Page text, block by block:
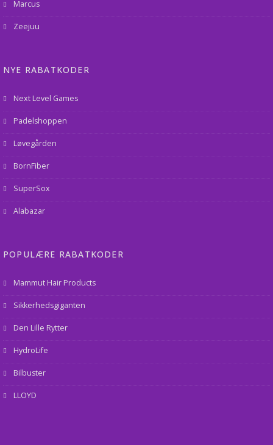
Marcus
Zeejuu
NYE RABATKODER
Next Level Games
Padelshoppen
Løvegården
BornFiber
SuperSox
Alabazar
POPULÆRE RABATKODER
Mammut Hair Products
Sikkerhedsgiganten
Den Lille Rytter
HydroLife
Bilbuster
LLOYD